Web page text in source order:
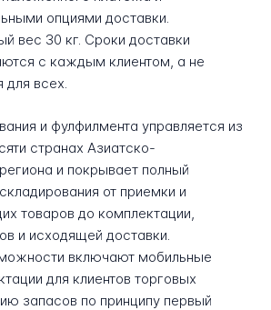
опциями доставки.
вес 30 кг. Сроки доставки
с каждым клиентом, а не
для всех.
и фулфилмента управляется из
странах Азиатско-
и покрывает полный
от приемки и
товаров до комплектации,
и исходящей доставки.
включают мобильные
для клиентов торговых
запасов по принципу первый